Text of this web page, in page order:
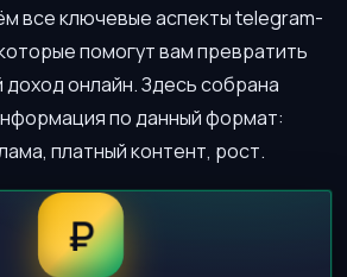
все ключевые аспекты telegram-
помогут вам превратить
доход онлайн. Здесь собрана
по данный формат:
платный контент, рост.
₽